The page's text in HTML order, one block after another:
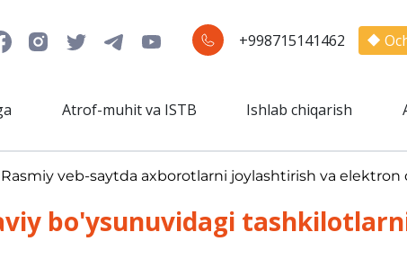
+998715141462
Atrof-muhit va ISTB Ishlab chiqarish
Rasmiy veb-saytda axborotlarni joylashtirish va
bo'ysunuvidagi